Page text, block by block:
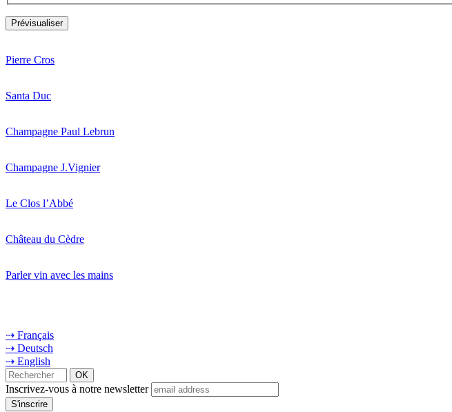
Pierre Cros
Santa Duc
Champagne Paul Lebrun
Champagne J.Vignier
Le Clos l’Abbé
Château du Cèdre
Parler vin avec les mains
⇢ Français
⇢ Deutsch
⇢ English
Inscrivez-vous à notre newsletter